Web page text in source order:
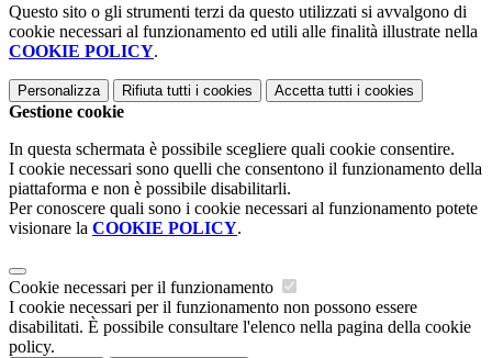
Questo sito o gli strumenti terzi da questo utilizzati si avvalgono di
cookie necessari al funzionamento ed utili alle finalità illustrate nella
COOKIE POLICY.
Personalizza Rifiuta tutti i cookies Accetta tutti i cookies
Gestione cookie
In questa schermata è possibile scegliere quali cookie consentire.
I cookie necessari sono quelli che consentono il funzionamento della
piattaforma e non è possibile disabilitarli.
Per conoscere quali sono i cookie necessari al funzionamento potete
visionare la COOKIE POLICY.
Cookie necessari per il funzionamento
I cookie necessari per il funzionamento non possono essere
disabilitati. È possibile consultare l'elenco nella pagina della cookie
policy.